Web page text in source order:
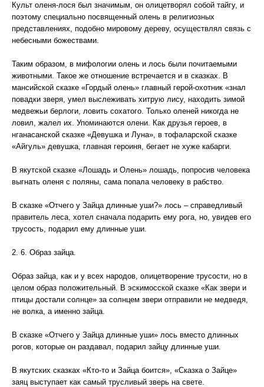
Культ оленя-лося был значимым, он олицетворял собой тайгу, и
поэтому специально посвященный олень в религиозных
представлениях, подобно мировому дереву, осуществлял связь с
небесными божествами.
Таким образом, в мифологии олень и лось были почитаемыми
животными. Такое же отношение встречается и в сказках. В
мансийской сказке «Гордый олень» главный герой-охотник «знал
повадки зверя, умел выслеживать хитрую лису, находить зимой
медвежьи берлоги, ловить сохатого. Только оленей никогда не
ловил, жалел их. Упоминаются олени. Как друзья героев, в
нганасанской сказке «Девушка и Луна», в тофаларской сказке
«Айгуль» девушка, главная героиня, бегает не хуже кабарги.
В якутской сказке «Лошадь и Олень» лошадь, попросив человека
выгнать оленя с поляны, сама попала человеку в рабство.
В сказке «Отчего у Зайца длинные уши?» лось – справедливый
правитель леса, хотел сначала подарить ему рога, но, увидев его
трусость, подарил ему длинные уши.
2. 6. Образ зайца.
Образ зайца, как и у всех народов, олицетворение трусости, но в
целом образ положительный. В эскимосской сказке «Как звери и
птицы достали солнце» за солнцем звери отправили не медведя,
не волка, а именно зайца.
В сказке «Отчего у Зайца длинные уши» лось вместо длинных
рогов, которые он раздавал, подарил зайцу длинные уши.
В якутских сказках «Кто-то и Зайца боится», «Сказка о Зайце»
заяц выступает как самый трусливый зверь на свете.